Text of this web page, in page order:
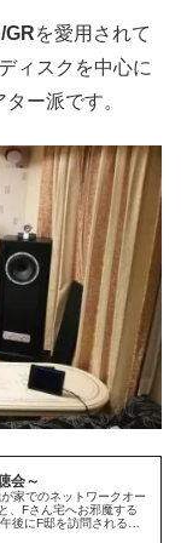
を愛用されて
ィスクを中心に
ー派です。
会～
家でのネットワークオー
、Fさん宅へお邪魔する
後にF邸を訪問される予